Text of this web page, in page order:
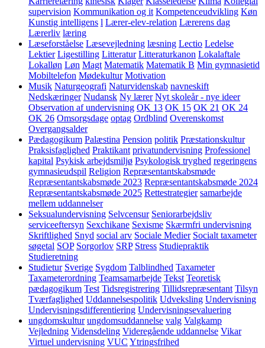
supervision Kommunikation og it Kompetenceudvikling Køn
Kunstig intelligens l Lærer-elev-relation Lærerens dag
Lærerliv læring
Læseforståelse Læsevejledning læsning Lectio Ledelse
Lektier Ligestilling Litteratur Litteraturkanon Lokalaftale
Lokalløn Løn Magt Matematik Matematik B Min gymnasietid
Mobiltelefon Mødekultur Motivation
Musik Naturgeografi Naturvidenskab navneskift
Nedskæringer Nudansk Ny lærer Nyt skoleår - nye ideer
Observation af undervisning OK 13 OK 15 OK 21 OK 24
OK 26 Omsorgsdage optag Ordblind Overenskomst
Overgangsalder
Pædagogikum Palæstina Pension politik Præstationskultur
Praksisfaglighed Praktikant privatundervisning Professionel
kapital Psykisk arbejdsmiljø Psykologisk tryghed regeringens
gymnasieudspil Religion Repræsentantskabsmøde
Repræsentantskabsmøde 2023 Repræsentantskabsmøde 2024
Repræsentantskabsmøde 2025 Rettestrategier samarbejde
mellem uddannelser
Seksualundervisning Selvcensur Seniorarbejdsliv
serviceeftersyn Sexchikane Sexisme Skærmfri undervisning
Skriftlighed Snyd social arv Sociale Medier Socialt taxameter
søgetal SOP Sorgorlov SRP Stress Studiepraktik
Studieretning
Studietur Sverige Sygdom Talblindhed Taxameter
Taxameterordning Teamsamarbejde Tekst Teoretisk
pædagogikum Test Tidsregistrering Tillidsrepræsentant Tilsyn
Tværfaglighed Uddannelsespolitik Udveksling Undervisning
Undervisningsdifferentiering Undervisningsevaluering
ungdomskultur ungdomsuddannelse valg Valgkamp
Vejledning Vidensdeling Videregående uddannelse Vikar
Virtuel undervisning VUC Ytringsfrihed